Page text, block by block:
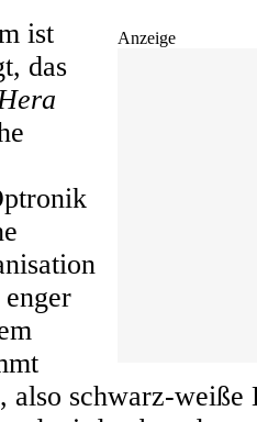
Anzeige
ist
das
also schwarz-